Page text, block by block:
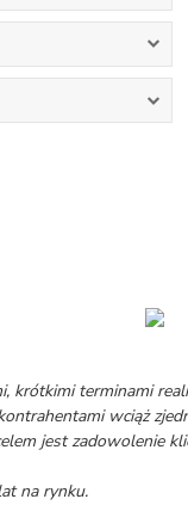
krótkimi terminami
wciąż
jest zadowolenie
na rynku.